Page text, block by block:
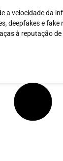
a velocidade da
deepfakes e fake
à reputação